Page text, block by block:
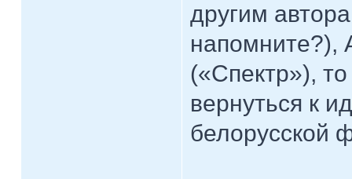
другим
напомните?),
(«Спектр»),
вернуться к
белорусской